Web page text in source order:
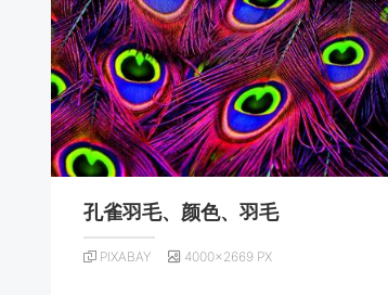
孔雀羽毛、颜色、羽毛
PIXABAY 4000×2669 PX